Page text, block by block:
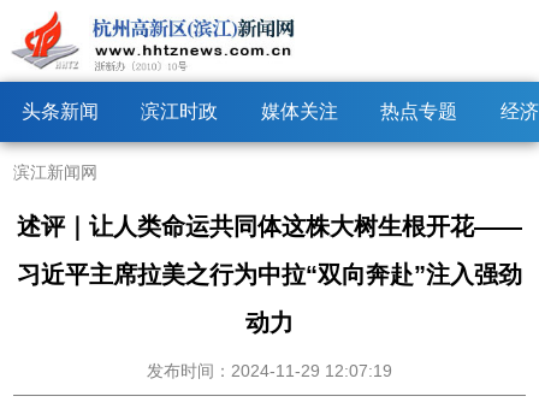
头条新闻 滨江时政 媒体关注 热点专题 经
滨江新闻网
述评｜让人类命运共同体这株大树生根开花——
习近平主席拉美之行为中拉“双向奔赴”注入强劲
动力
发布时间：2024-11-29 12:07:19